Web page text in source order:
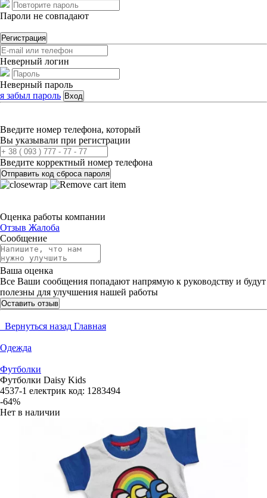
Пароли не совпадают
Регистрация
Неверный логин
Неверный пароль
я забыл пароль Вход
Введите номер телефона, который
Вы указывали при регистрации
Введите корректный номер телефона
Отправить код сброса пароля
Оценка работы компании
Отзыв Жалоба
Сообщение
Ваша оценка
Все Ваши сообщения попадают напрямую к руководству и будут
полезны для улучшения нашей работы
Оставить отзыв
Вернуться назад Главная
Одежда
Футболки
Футболки Daisy Kids
4537-1 електрик код: 1283494
-64%
Нет в наличии